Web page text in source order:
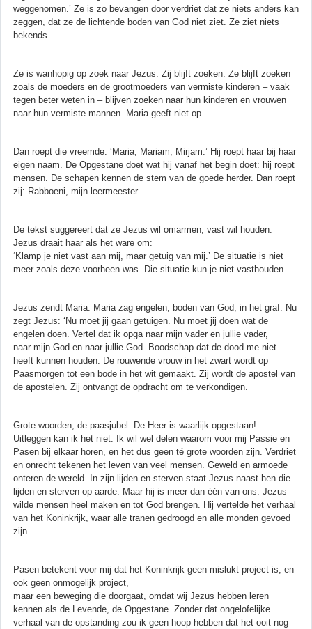
weggenomen.’ Ze is zo bevangen door verdriet dat ze niets anders kan
zeggen, dat ze de lichtende boden van God niet ziet. Ze ziet niets
bekends.
Ze is wanhopig op zoek naar Jezus. Zij blijft zoeken. Ze blijft zoeken
zoals de moeders en de grootmoeders van vermiste kinderen – vaak
tegen beter weten in – blijven zoeken naar hun kinderen en vrouwen
naar hun vermiste mannen. Maria geeft niet op.
Dan roept die vreemde: ‘Maria, Mariam, Mirjam.’ Hij roept haar bij haar
eigen naam. De Opgestane doet wat hij vanaf het begin doet: hij roept
mensen. De schapen kennen de stem van de goede herder. Dan roept
zij: Rabboeni, mijn leermeester.
De tekst suggereert dat ze Jezus wil omarmen, vast wil houden.
Jezus draait haar als het ware om:
‘Klamp je niet vast aan mij, maar getuig van mij.’ De situatie is niet
meer zoals deze voorheen was. Die situatie kun je niet vasthouden.
Jezus zendt Maria. Maria zag engelen, boden van God, in het graf. Nu
zegt Jezus: ‘Nu moet jij gaan getuigen. Nu moet jij doen wat de
engelen doen. Vertel dat ik opga naar mijn vader en jullie vader,
naar mijn God en naar jullie God. Boodschap dat de dood me niet
heeft kunnen houden. De rouwende vrouw in het zwart wordt op
Paasmorgen tot een bode in het wit gemaakt. Zij wordt de apostel van
de apostelen. Zij ontvangt de opdracht om te verkondigen.
Grote woorden, de paasjubel: De Heer is waarlijk opgestaan!
Uitleggen kan ik het niet. Ik wil wel delen waarom voor mij Passie en
Pasen bij elkaar horen, en het dus geen té grote woorden zijn. Verdriet
en onrecht tekenen het leven van veel mensen. Geweld en armoede
onteren de wereld. In zijn lijden en sterven staat Jezus naast hen die
lijden en sterven op aarde. Maar hij is meer dan één van ons. Jezus
wilde mensen heel maken en tot God brengen. Hij vertelde het verhaal
van het Koninkrijk, waar alle tranen gedroogd en alle monden gevoed
zijn.
Pasen betekent voor mij dat het Koninkrijk geen mislukt project is, en
ook geen onmogelijk project,
maar een beweging die doorgaat, omdat wij Jezus hebben leren
kennen als de Levende, de Opgestane. Zonder dat ongelofelijke
verhaal van de opstanding zou ik geen hoop hebben dat het ooit nog